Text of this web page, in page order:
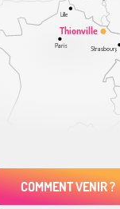
Thionville
Lille
Paris Strasbourg
COMMENT VENIR ?